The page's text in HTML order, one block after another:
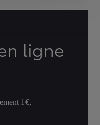
ligne
1€,